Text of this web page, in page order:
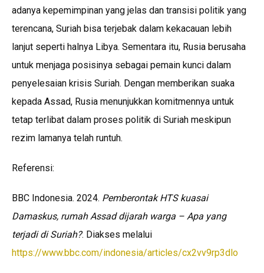
adanya kepemimpinan yang jelas dan transisi politik yang
terencana, Suriah bisa terjebak dalam kekacauan lebih
lanjut seperti halnya Libya. Sementara itu, Rusia berusaha
untuk menjaga posisinya sebagai pemain kunci dalam
penyelesaian krisis Suriah. Dengan memberikan suaka
kepada Assad, Rusia menunjukkan komitmennya untuk
tetap terlibat dalam proses politik di Suriah meskipun
rezim lamanya telah runtuh.
Referensi:
BBC Indonesia. 2024. Pemberontak HTS kuasai
Damaskus, rumah Assad dijarah warga – Apa yang
terjadi di Suriah?. Diakses melalui
https://www.bbc.com/indonesia/articles/cx2vv9rp3dlo